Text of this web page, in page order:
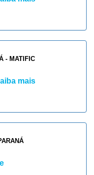
- MATIFIC
mais